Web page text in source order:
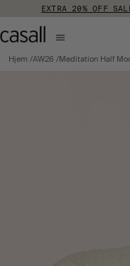
Hopp til hovedinnhold
EXTRA 20% OFF
Hjem AW26 Meditation Half